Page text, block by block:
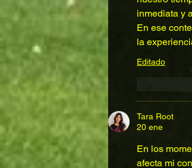
inmediata y
En ese
la
Editado
Tara Root
20 ene
En los
afecta mi